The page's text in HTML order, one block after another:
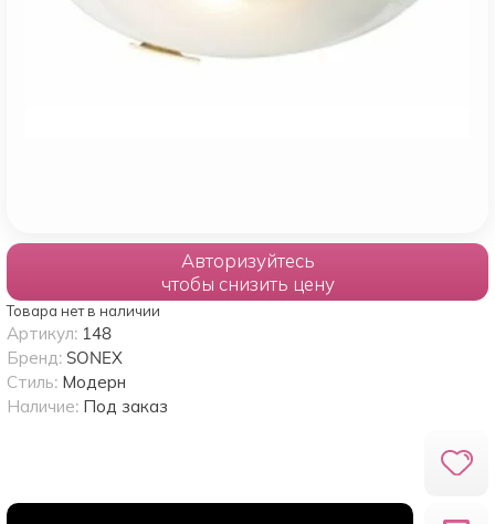
Авторизуйтесь
чтобы снизить цену
Товара нет в наличии
Артикул: 148
Бренд: SONEX
Стиль: Модерн
Наличие: Под заказ